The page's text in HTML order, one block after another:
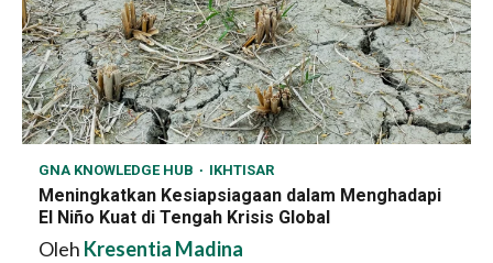
GNA KNOWLEDGE HUB IKHTISAR
Meningkatkan Kesiapsiagaan dalam Menghadapi
El Niño Kuat di Tengah Krisis Global
Oleh Kresentia Madina